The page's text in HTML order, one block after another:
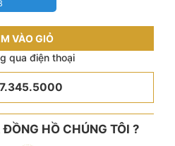
VÀO GIỎ
qua điện thoại
HỒ CHÚNG TÔI ?